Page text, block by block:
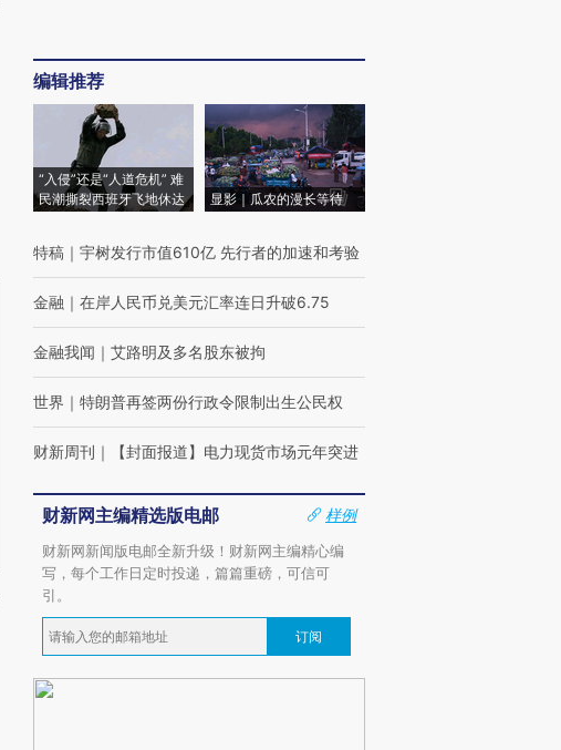
编辑推荐
“入侵”还是“人道危机” 难
民潮撕裂西班牙飞地休达
显影｜瓜农的漫长等待
特稿 ｜ 宇树发行市值610亿 先行者的加速和考验
金融 ｜ 在岸人民币兑美元汇率连日升破6.75
金融我闻 ｜ 艾路明及多名股东被拘
世界 ｜ 特朗普再签两份行政令限制出生公民权
财新周刊 ｜ 【封面报道】电力现货市场元年突进
财新网主编精选版电邮
样例
财新网新闻版电邮全新升级！财新网主编精心编
写，每个工作日定时投递，篇篇重磅，可信可
引。
订阅